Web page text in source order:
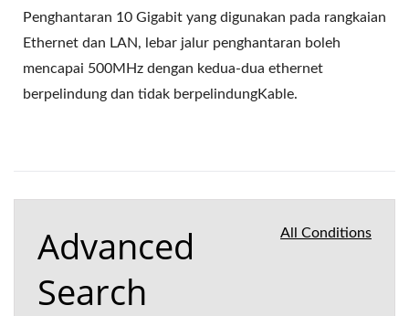
Penghantaran 10 Gigabit yang digunakan pada rangkaian
Ethernet dan LAN, lebar jalur penghantaran boleh
mencapai 500MHz dengan kedua-dua ethernet
berpelindung dan tidak berpelindungKable.
All Conditions
Advanced
Search